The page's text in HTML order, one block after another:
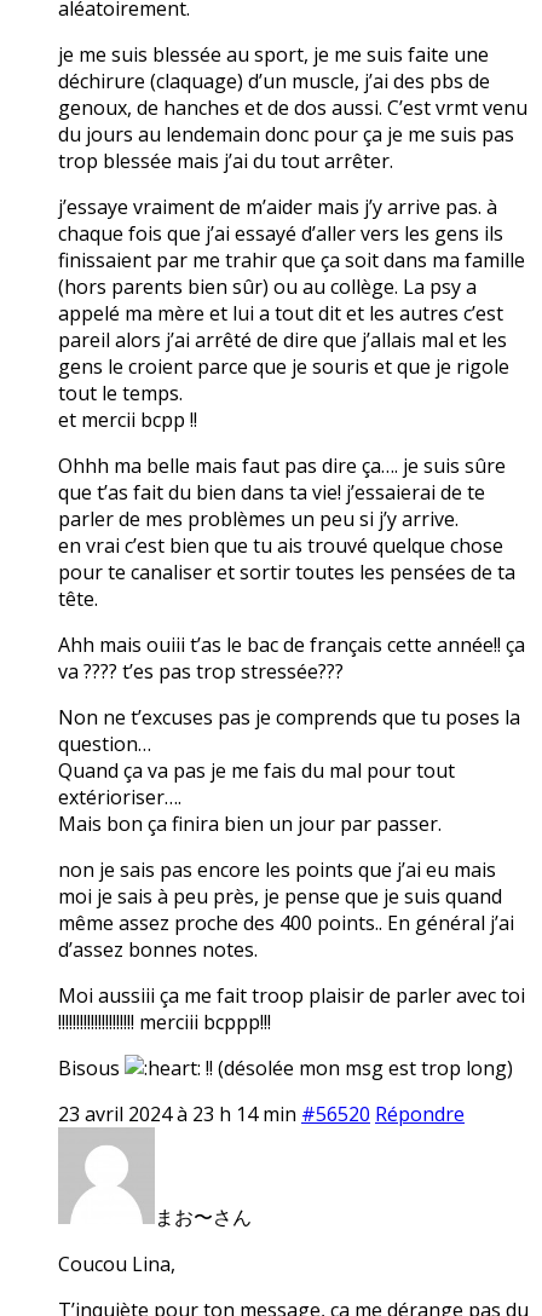
aléatoirement.
je me suis blessée au sport, je me suis faite une
déchirure (claquage) d’un muscle, j’ai des pbs de
genoux, de hanches et de dos aussi. C’est vrmt venu
du jours au lendemain donc pour ça je me suis pas
trop blessée mais j’ai du tout arrêter.
j’essaye vraiment de m’aider mais j’y arrive pas. à
chaque fois que j’ai essayé d’aller vers les gens ils
finissaient par me trahir que ça soit dans ma famille
(hors parents bien sûr) ou au collège. La psy a
appelé ma mère et lui a tout dit et les autres c’est
pareil alors j’ai arrêté de dire que j’allais mal et les
gens le croient parce que je souris et que je rigole
tout le temps.
et mercii bcpp !!
Ohhh ma belle mais faut pas dire ça…. je suis sûre
que t’as fait du bien dans ta vie! j’essaierai de te
parler de mes problèmes un peu si j’y arrive.
en vrai c’est bien que tu ais trouvé quelque chose
pour te canaliser et sortir toutes les pensées de ta
tête.
Ahh mais ouiii t’as le bac de français cette année!! ça
va ???? t’es pas trop stressée???
Non ne t’excuses pas je comprends que tu poses la
question…
Quand ça va pas je me fais du mal pour tout
extérioriser….
Mais bon ça finira bien un jour par passer.
non je sais pas encore les points que j’ai eu mais
moi je sais à peu près, je pense que je suis quand
même assez proche des 400 points.. En général j’ai
d’assez bonnes notes.
Moi aussiii ça me fait troop plaisir de parler avec toi
!!!!!!!!!!!!!!!!!!!!! merciii bcppp!!!
Bisous
!! (désolée mon msg est trop long)
23 avril 2024 à 23 h 14 min #56520 Répondre
まお〜さん
Coucou Lina,
T’inquiète pour ton message, ça me dérange pas du